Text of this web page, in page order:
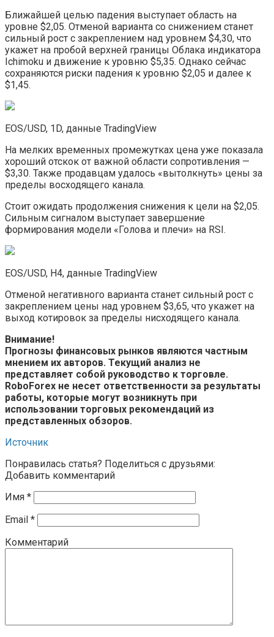
Ближайшей целью падения выступает область на
уровне $2,05. Отменой варианта со снижением станет
сильный рост с закреплением над уровнем $4,30, что
укажет на пробой верхней границы Облака индикатора
Ichimoku и движение к уровню $5,35. Однако сейчас
сохраняются риски падения к уровню $2,05 и далее к
$1,45.
EOS/USD, 1D, данные TradingView
На мелких временных промежутках цена уже показала
хороший отскок от важной области сопротивления —
$3,30. Также продавцам удалось «вытолкнуть» цены за
пределы восходящего канала.
Стоит ожидать продолжения снижения к цели на $2,05.
Сильным сигналом выступает завершение
формирования модели «Голова и плечи» на RSI.
EOS/USD, H4, данные TradingView
Отменой негативного варианта станет сильный рост с
закреплением цены над уровнем $3,65, что укажет на
выход котировок за пределы нисходящего канала.
Внимание!
Прогнозы финансовых рынков являются частным
мнением их авторов. Текущий анализ не
представляет собой руководство к торговле.
RoboForex не несет ответственности за результаты
работы, которые могут возникнуть при
использовании торговых рекомендаций из
представленных обзоров.
Источник
Понравилась статья? Поделиться с друзьями:
Добавить комментарий
Имя *
Email *
Комментарий